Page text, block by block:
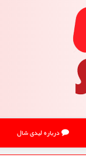
درباره لیدی شال